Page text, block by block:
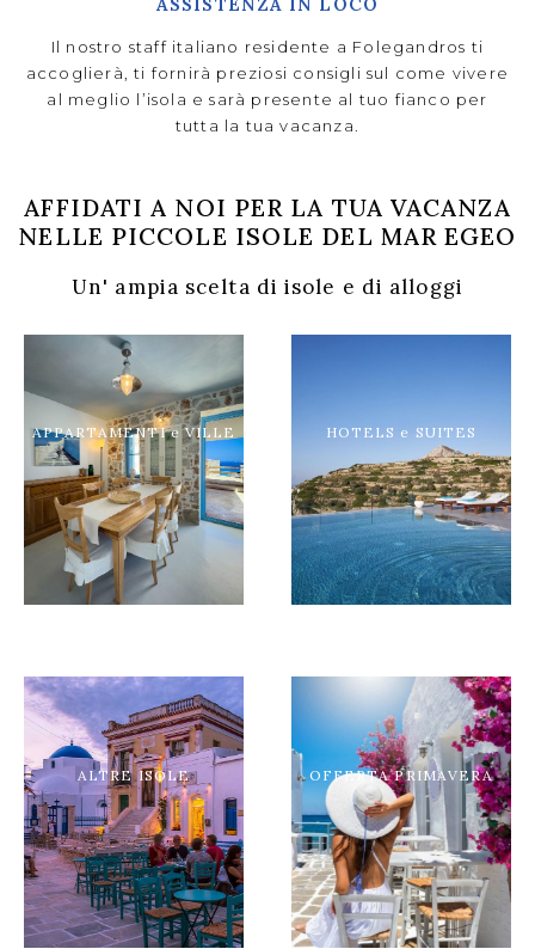
Il nostro staff italiano residente a Folegandros ti
accoglierà, ti fornirà preziosi consigli sul come vivere
al meglio l’isola e sarà presente al tuo fianco per
tutta la tua vacanza.
AFFIDATI A NOI PER LA TUA VACANZA
NELLE PICCOLE ISOLE DEL MAR EGEO
Un' ampia scelta di isole e di alloggi
APPARTAMENTI e VILLE HOTELS e SUITES
ALTRE ISOLE OFFERTA PRIMAVERA